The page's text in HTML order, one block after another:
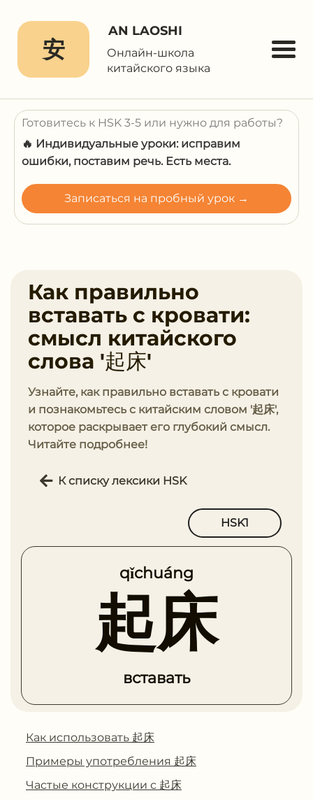
安
AN LAOSHI
Онлайн-школа
китайского языка
Готовитесь к HSK 3-5 или нужно для работы?
🔥 Индивидуальные уроки: исправим
ошибки, поставим речь. Есть места.
Записаться на пробный урок →
Как правильно
вставать с кровати:
смысл китайского
слова '起床'
Узнайте, как правильно вставать с кровати
и познакомьтесь с китайским словом '起床',
которое раскрывает его глубокий смысл.
Читайте подробнее!
К списку лексики HSK
HSK1
qǐchuáng
起床
вставать
Как использовать 起床
Примеры употребления 起床
Частые конструкции с 起床